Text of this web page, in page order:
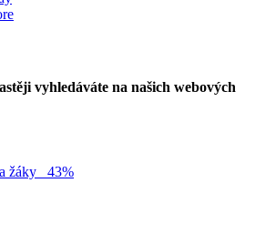
vyhledáváte na našich webových
žáky
43%